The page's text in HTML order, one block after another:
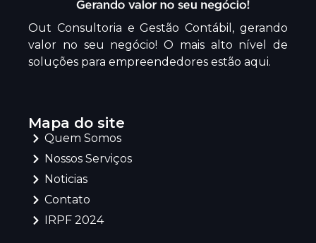
Out Consultoria e Gestão Contábil, gerando
valor no seu negócio! O mais alto nível de
soluções para empreendedores estão aqui.
Mapa do site
Quem Somos
Nossos Serviços
Noticias
Contato
IRPF 2024